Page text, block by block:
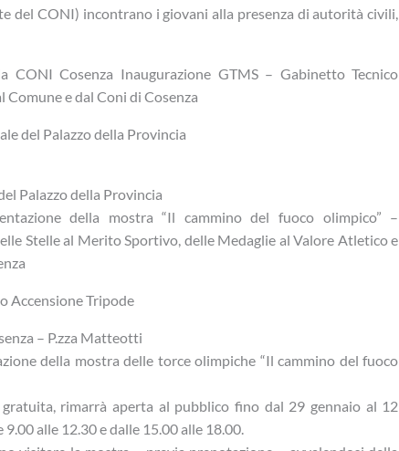
del CONI) incontrano i giovani alla presenza di autorità civili,
CONI Cosenza Inaugurazione GTMS – Gabinetto Tecnico
e dal Coni di Cosenza
del Palazzo della Provincia
Palazzo della Provincia
della mostra “Il cammino del fuoco olimpico” –
Stelle al Merito Sportivo, delle Medaglie al Valore Atletico e
Accensione Tripode
– P.zza Matteotti
della mostra delle torce olimpiche “Il cammino del fuoco
rimarrà aperta al pubblico fino dal 29 gennaio al 12
alle 12.30 e dalle 15.00 alle 18.00.